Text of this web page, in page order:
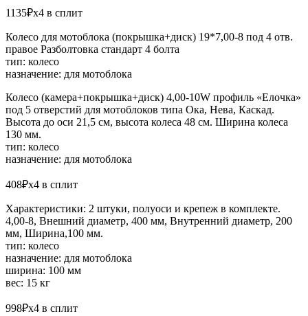
1135₽x4 в сплит
Колесо для мотоблока (покрышка+диск) 19*7,00-8 под 4 отв.
правое Разболтовка стандарт 4 болта
тип: колесо
назначение: для мотоблока
Колесо (камера+покрышка+диск) 4,00-10W профиль «Елочка»
под 5 отверстий для мотоблоков типа Ока, Нева, Каскад.
Высота до оси 21,5 см, высота колеса 48 см. Ширина колеса
130 мм.
тип: колесо
назначение: для мотоблока
408₽x4 в сплит
Характеристики: 2 штуки, полуоси и крепеж в комплекте.
4,00-8, Внешний диаметр, 400 мм, Внутренний диаметр, 200
мм, Ширина,100 мм.
тип: колесо
назначение: для мотоблока
ширина: 100 мм
вес: 15 кг
998₽x4 в сплит